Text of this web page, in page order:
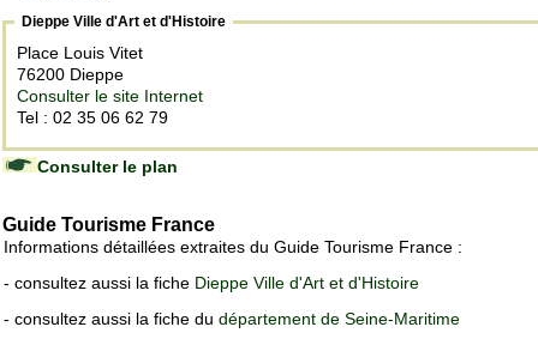
Dieppe Ville d'Art et d'Histoire
Place Louis Vitet
76200 Dieppe
Consulter le site Internet
Tel : 02 35 06 62 79
Consulter le plan
Guide Tourisme France
Informations détaillées extraites du Guide Tourisme France :
- consultez aussi la fiche Dieppe Ville d'Art et d'Histoire
- consultez aussi la fiche du département de Seine-Maritime